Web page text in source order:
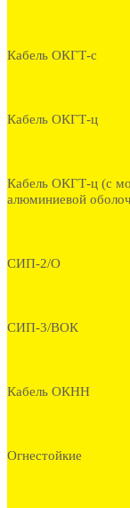
Кабель ОКГТ-с
Кабель ОКГТ-ц
Кабель ОКГТ-ц (с
алюминиевой
СИП-2/О
СИП-3/ВОК
Кабель ОКНН
Огнестойкие